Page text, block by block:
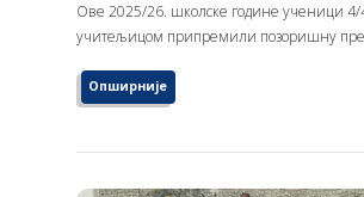
Ове 2025/26. школске године ученици 4/4
учитељицом припремили позоришну
Опширније